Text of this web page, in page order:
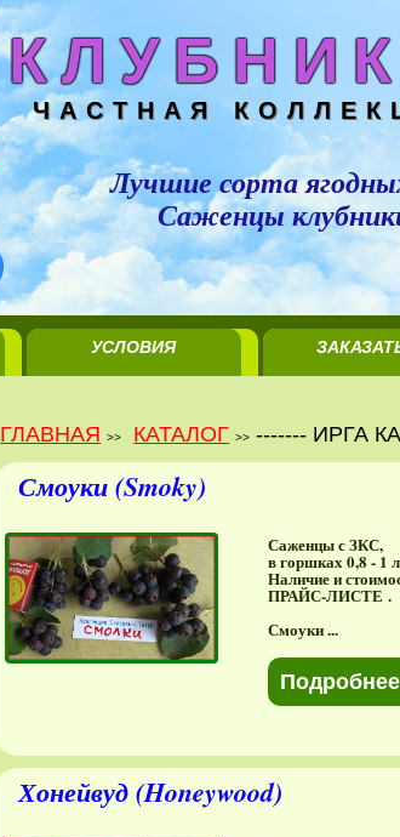
ЧАСТНАЯ
Лучшие сорта
Саженцы
УСЛОВИЯ
ГЛАВНАЯ >> КАТАЛОГ >> ------- ИРГА
Смоуки (Smoky)
Саженцы с ЗКС,
в горшках 0,8 - 1
Наличие и
ПРАЙС-ЛИСТЕ .
Смоуки ...
Хонейвуд (Honeywood)